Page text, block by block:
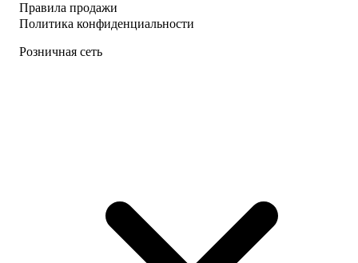
Правила продажи
Политика конфиденциальности
Розничная сеть